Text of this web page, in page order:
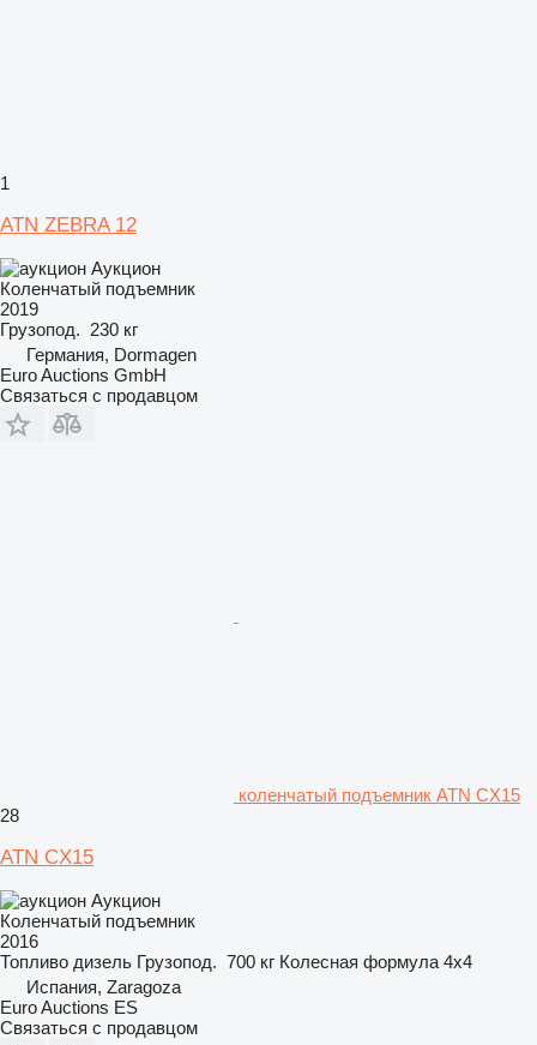
1
ATN ZEBRA 12
Аукцион
Коленчатый подъемник
2019
Грузопод. 230 кг
Германия, Dormagen
Euro Auctions GmbH
Связаться с продавцом
коленчатый подъемник ATN CX15
28
ATN CX15
Аукцион
Коленчатый подъемник
2016
Топливо дизель Грузопод. 700 кг Колесная формула 4x4
Испания, Zaragoza
Euro Auctions ES
Связаться с продавцом